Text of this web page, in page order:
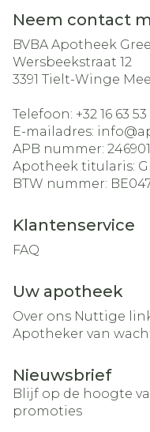
Neem contact
BVBA Apotheek
Wersbeekstraat 12
3391 Tielt-Winge
Telefoon: +32 16 63 53
E-mailadres: info@
APB nummer: 246901
Apotheek titularis:
BTW nummer:
Klantenservice
FAQ
Uw apotheek
Over ons Nuttige
Apotheker van
Nieuwsbrief
Blijf op de hoogte
promoties